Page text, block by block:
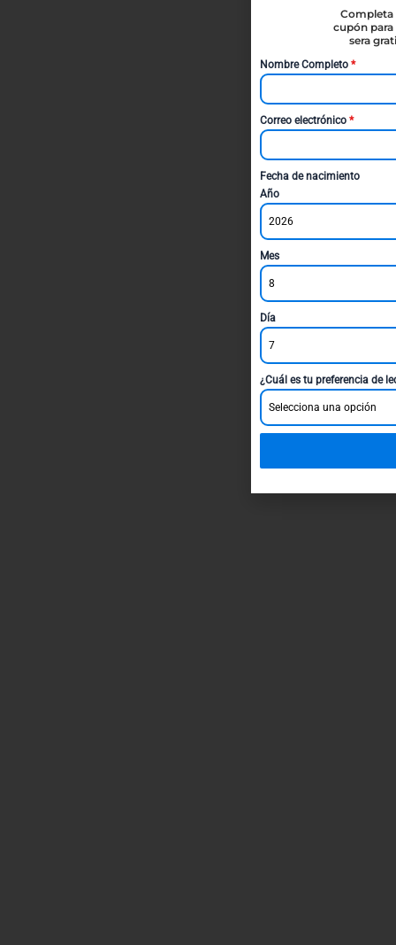
Completa
cupón para
sera
Nombre Completo *
Correo electrónico *
Fecha de nacimiento
Año
2026
Mes
8
Día
7
¿Cuál es tu preferencia de
Selecciona una opción